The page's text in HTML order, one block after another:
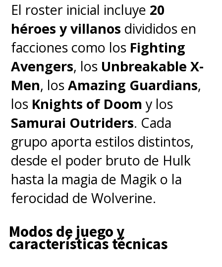
El roster inicial incluye 20
héroes y villanos divididos en
facciones como los Fighting
Avengers, los Unbreakable X-
Men, losAmazing Guardians,
los Knights of Doom y los
Samurai Outriders. Cada
grupo aporta estilos distintos,
desde el poder bruto de Hulk
hasta la magia de Magik o la
ferocidad de Wolverine.
Modos de juego y
características técnicas